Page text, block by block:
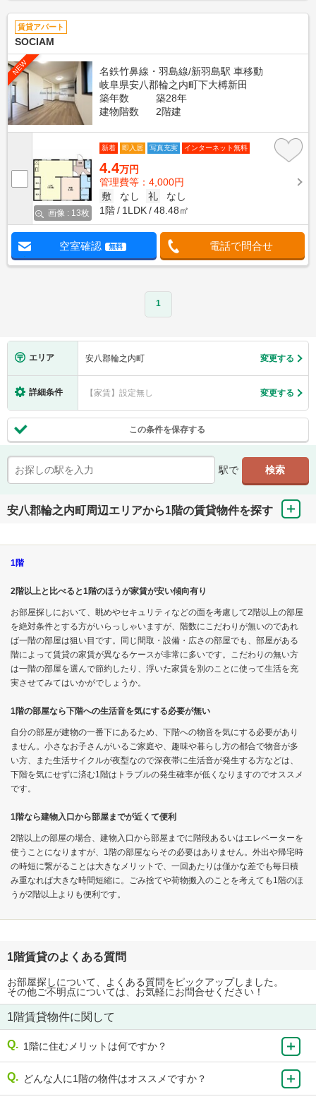
賃貸アパート
SOCIAM
NEW
名鉄竹鼻線・羽島線/新羽島駅 車移動
岐阜県安八郡輪之内町下大榑新田
築年数
築28年
建物階数
2階建
画像 : 13枚
新着 即入居 写真充実 インターネット無料
4.4万円
管理費等：4,000円
敷
なし 礼
なし
1階
1LDK 48.48㎡
空室確認 無料 電話で問合せ
1
エリア 安八郡輪之内町 変更する
詳細条件 【家賃】設定無し 変更する
この条件を保存する
駅で
安八郡輪之内町周辺エリアから1階の賃貸物件を探す
1階
2階以上と比べると1階のほうが家賃が安い傾向有り
お部屋探しにおいて、眺めやセキュリティなどの面を考慮して2階以上の部屋
を絶対条件とする方がいらっしゃいますが、階数にこだわりが無いのであれ
ば一階の部屋は狙い目です。同じ間取・設備・広さの部屋でも、部屋がある
階によって賃貸の家賃が異なるケースが非常に多いです。こだわりの無い方
は一階の部屋を選んで節約したり、浮いた家賃を別のことに使って生活を充
実させてみてはいかがでしょうか。
1階の部屋なら下階への生活音を気にする必要が無い
自分の部屋が建物の一番下にあるため、下階への物音を気にする必要があり
ません。小さなお子さんがいるご家庭や、趣味や暮らし方の都合で物音が多
い方、また生活サイクルが夜型なので深夜帯に生活音が発生する方などは、
下階を気にせずに済む1階はトラブルの発生確率が低くなりますのでオススメ
です。
1階なら建物入口から部屋までが近くて便利
2階以上の部屋の場合、建物入口から部屋までに階段あるいはエレベーターを
使うことになりますが、1階の部屋ならその必要はありません。外出や帰宅時
の時短に繋がることは大きなメリットで、一回あたりは僅かな差でも毎日積
み重なれば大きな時間短縮に。ごみ捨てや荷物搬入のことを考えても1階のほ
うが2階以上よりも便利です。
1階賃貸のよくある質問
お部屋探しについて、よくある質問をピックアップしました。
その他ご不明点については、お気軽にお問合せください！
1階賃貸物件に関して
1階に住むメリットは何ですか？
どんな人に1階の物件はオススメですか？